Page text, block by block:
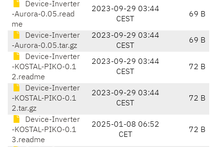
Device-Inverter
-Aurora-0.05.read
me
2023-09-29 03:44
CEST
69 B
Device-Inverter
-Aurora-0.05.tar.gz
2023-09-29 03:44
CEST
69 B
Device-Inverter
-KOSTAL-PIKO-0.1
2.readme
2023-09-29 03:44
CEST
72 B
Device-Inverter
-KOSTAL-PIKO-0.1
2.tar.gz
2023-09-29 03:44
CEST
72 B
Device-Inverter
-KOSTAL-PIKO-0.1
3.readme
2025-01-08 06:52
CET
72 B